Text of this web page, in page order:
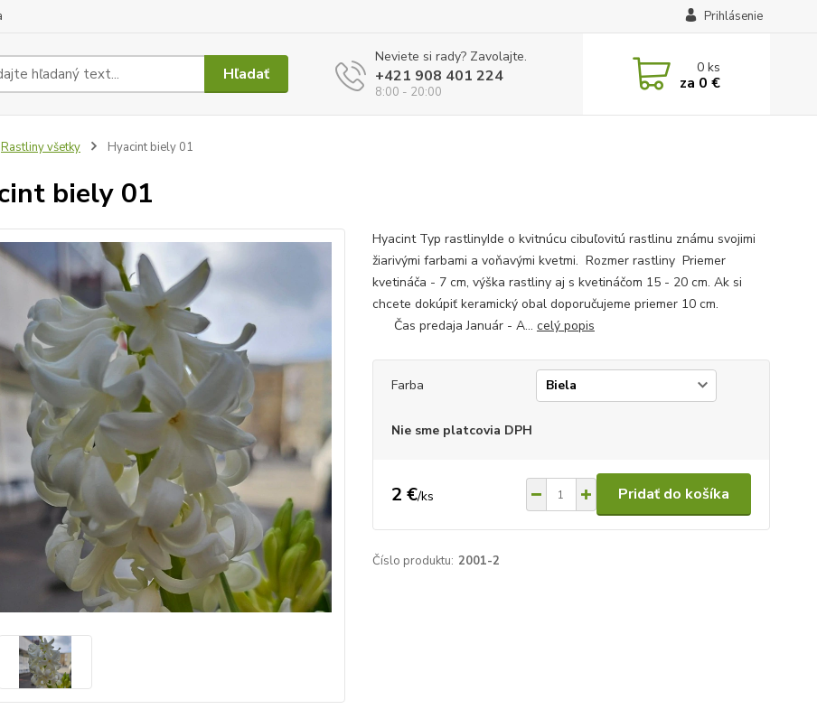
Prihlásenie
Hľadať
Neviete si rady? Zavolajte.
+421 908 401 224
8:00 - 20:00
0ks
za 0 €
Rastliny všetky Hyacint biely 01
biely 01
Hyacint Typ rastlinyIde o kvitnúcu cibuľovitú rastlinu známu svojimi
žiarivými farbami a voňavými kvetmi. Rozmer rastliny Priemer
kvetináča - 7 cm, výška rastliny aj s kvetináčom 15 - 20 cm. Ak si
chcete dokúpiť keramický obal doporučujeme priemer 10 cm.
Čas predaja Január - A... celý popis
Farba
Nie sme platcovia DPH
2 €/ks Pridať do košíka
Číslo produktu: 2001-2